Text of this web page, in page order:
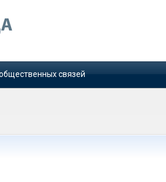
связей